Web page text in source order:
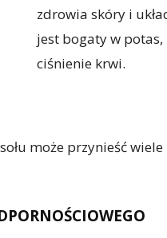
zdrowia skóry i
jest bogaty w
ciśnienie krwi.
może przynieść